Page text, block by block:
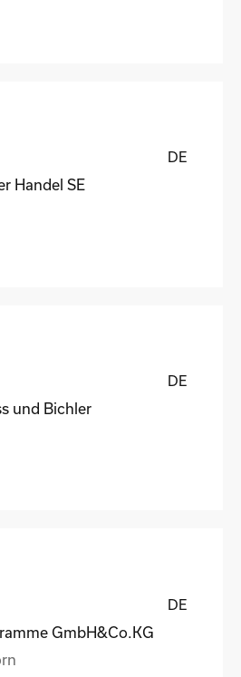
DE
Handel SE
DE
und Bichler
DE
GmbH&Co.KG